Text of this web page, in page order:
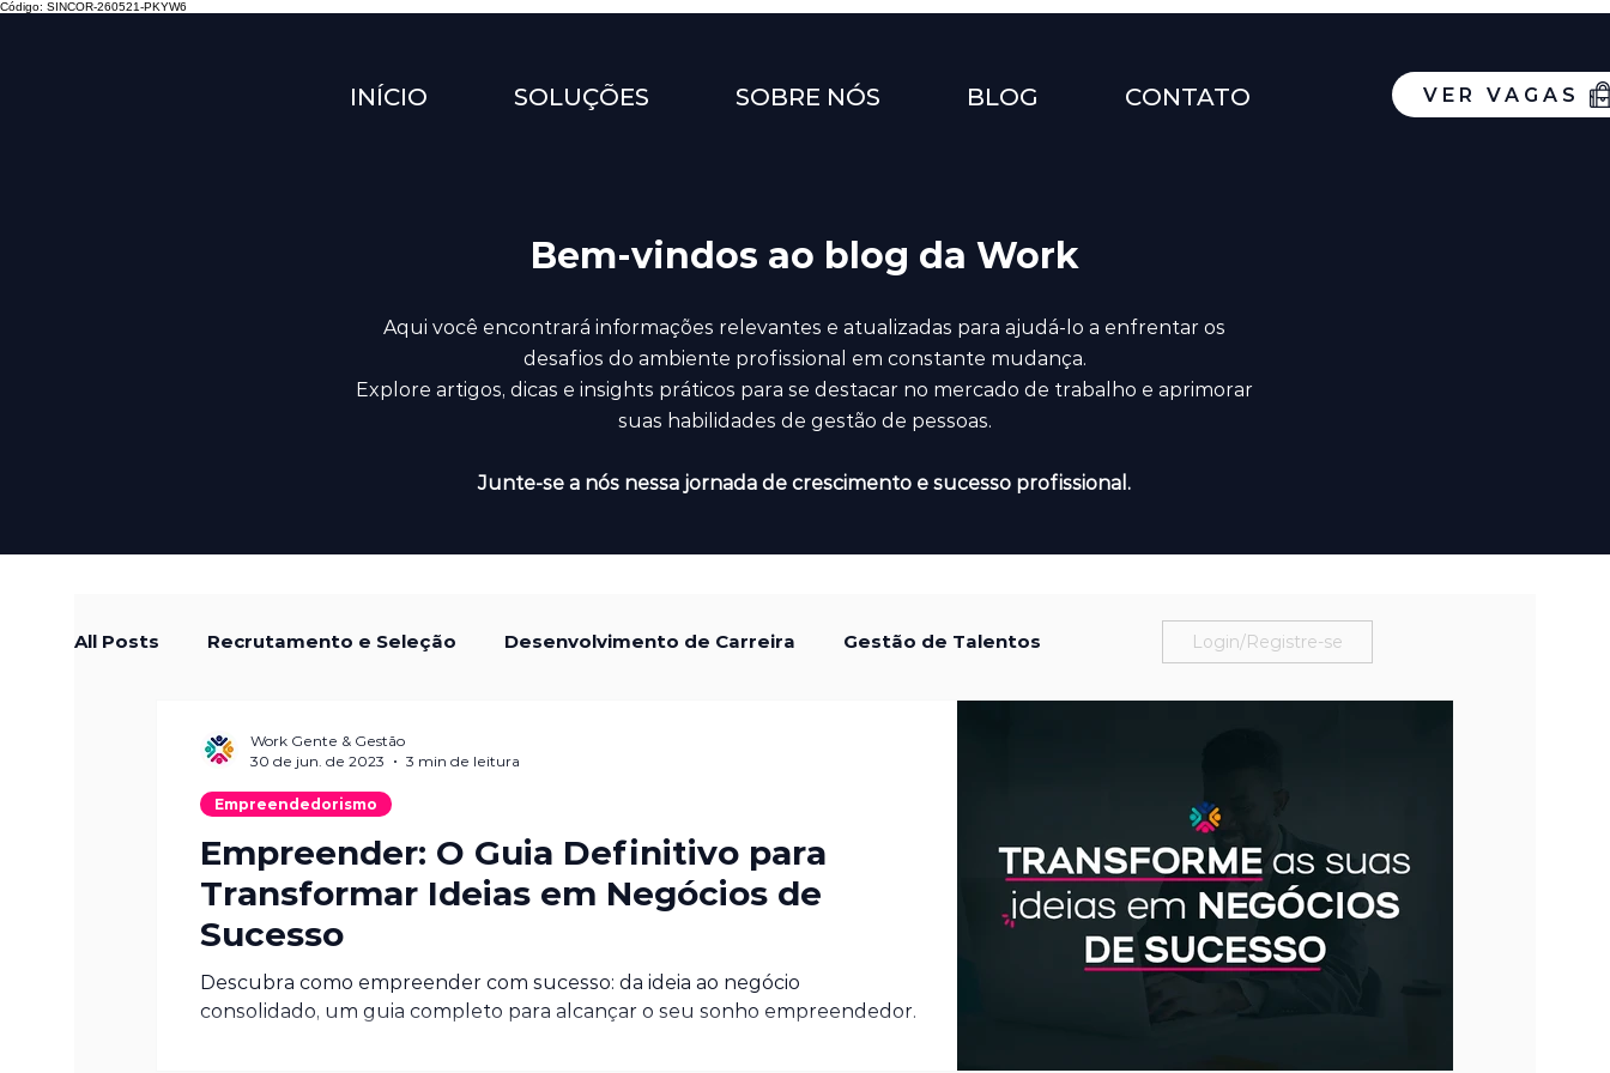
Código: SINCOR-260521-PKYW6
INÍCIO SOLUÇÕES SOBRE NÓS BLOG CONTATO VER VAGAS
Bem-vindos ao blog da Work
Aqui você encontrará informações relevantes e atualizadas para ajudá-lo a enfrentar os
desafios do ambiente profissional em constante mudança.
Explore artigos, dicas e insights práticos para se destacar no mercado de trabalho e aprimorar
suas habilidades de gestão de pessoas.
Junte-se a nós nessa jornada de crescimento e sucesso profissional.
All Posts Recrutamento e Seleção Desenvolvimento de Carreira Gestão de Talentos
Treinamento e Desenvolvimento
Diversidade e Inclusão
Tendências em RH
Login/Registre-se
Empreender: O Guia Definitivo para
Transformar Ideias em Negócios de
Sucesso
Descubra como empreender com sucesso: da ideia ao negócio
consolidado, um guia completo para alcançar o seu sonho empreendedor.
Empreendedorismo
Work Gente & Gestão
30 de jun. de 2023
3 min de leitura